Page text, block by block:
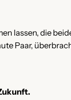
lassen, die
Paar,